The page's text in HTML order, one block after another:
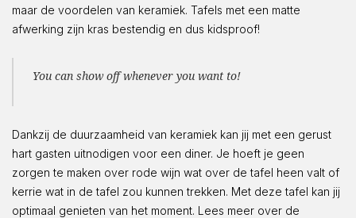
maar de voordelen van keramiek. Tafels met een matte
afwerking zijn kras bestendig en dus kidsproof!
You can show off whenever you want to!
Dankzij de duurzaamheid van keramiek kan jij met een gerust
hart gasten uitnodigen voor een diner. Je hoeft je geen
zorgen te maken over rode wijn wat over de tafel heen valt of
kerrie wat in de tafel zou kunnen trekken. Met deze tafel kan jij
optimaal genieten van het moment. Lees meer over de